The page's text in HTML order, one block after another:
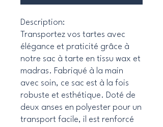
Description:
Transportez vos tartes avec
élégance et praticité grâce à
notre sac à tarte en tissu wax et
madras. Fabriqué à la main
avec soin, ce sac est à la fois
robuste et esthétique. Doté de
deux anses en polyester pour un
transport facile, il est renforcé